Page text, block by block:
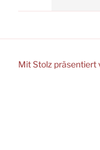
Mit Stolz präsentiert